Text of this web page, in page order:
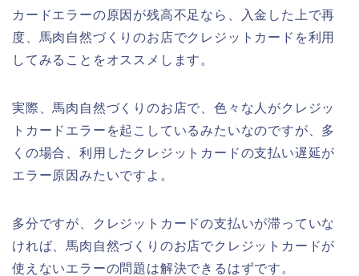
カードエラーの原因が残高不足なら、入金した上で再
度、馬肉自然づくりのお店でクレジットカードを利用
してみることをオススメします。
実際、馬肉自然づくりのお店で、色々な人がクレジッ
トカードエラーを起こしているみたいなのですが、多
くの場合、利用したクレジットカードの支払い遅延が
エラー原因みたいですよ。
多分ですが、クレジットカードの支払いが滞っていな
ければ、馬肉自然づくりのお店でクレジットカードが
使えないエラーの問題は解決できるはずです。